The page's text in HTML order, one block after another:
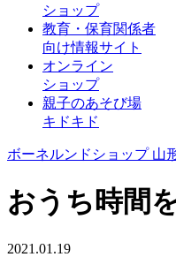
ショップ
教育・保育関係者
向け情報サイト
オンライン
ショップ
親子のあそび場
キドキド
ボーネルンドショップ 山
おうち時間
2021.01.19